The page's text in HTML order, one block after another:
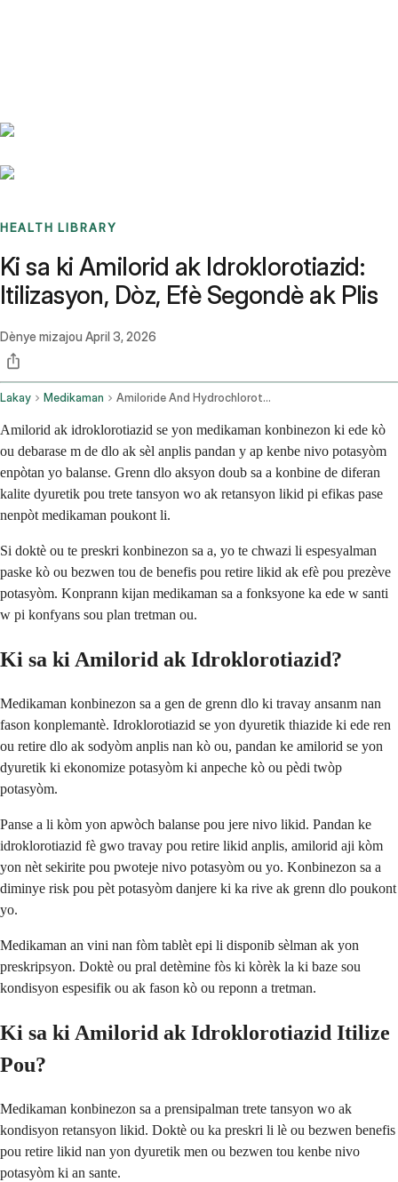
HEALTH LIBRARY
Ki sa ki Amilorid ak Idroklorotiazid:
Itilizasyon, Dòz, Efè Segondè ak Plis
Dènye mizajou April 3, 2026
Lakay Medikaman Amiloride And Hydrochlorothiazide Oral Route
Amilorid ak idroklorotiazid se yon medikaman konbinezon ki ede kò
ou debarase m de dlo ak sèl anplis pandan y ap kenbe nivo potasyòm
enpòtan yo balanse. Grenn dlo aksyon doub sa a konbine de diferan
kalite dyuretik pou trete tansyon wo ak retansyon likid pi efikas pase
nenpòt medikaman poukont li.
Si doktè ou te preskri konbinezon sa a, yo te chwazi li espesyalman
paske kò ou bezwen tou de benefis pou retire likid ak efè pou prezève
potasyòm. Konprann kijan medikaman sa a fonksyone ka ede w santi
w pi konfyans sou plan tretman ou.
Ki sa ki Amilorid ak Idroklorotiazid?
Medikaman konbinezon sa a gen de grenn dlo ki travay ansanm nan
fason konplemantè. Idroklorotiazid se yon dyuretik thiazide ki ede ren
ou retire dlo ak sodyòm anplis nan kò ou, pandan ke amilorid se yon
dyuretik ki ekonomize potasyòm ki anpeche kò ou pèdi twòp
potasyòm.
Panse a li kòm yon apwòch balanse pou jere nivo likid. Pandan ke
idroklorotiazid fè gwo travay pou retire likid anplis, amilorid aji kòm
yon nèt sekirite pou pwoteje nivo potasyòm ou yo. Konbinezon sa a
diminye risk pou pèt potasyòm danjere ki ka rive ak grenn dlo poukont
yo.
Medikaman an vini nan fòm tablèt epi li disponib sèlman ak yon
preskripsyon. Doktè ou pral detèmine fòs ki kòrèk la ki baze sou
kondisyon espesifik ou ak fason kò ou reponn a tretman.
Ki sa ki Amilorid ak Idroklorotiazid Itilize
Pou?
Medikaman konbinezon sa a prensipalman trete tansyon wo ak
kondisyon retansyon likid. Doktè ou ka preskri li lè ou bezwen benefis
pou retire likid nan yon dyuretik men ou bezwen tou kenbe nivo
potasyòm ki an sante.